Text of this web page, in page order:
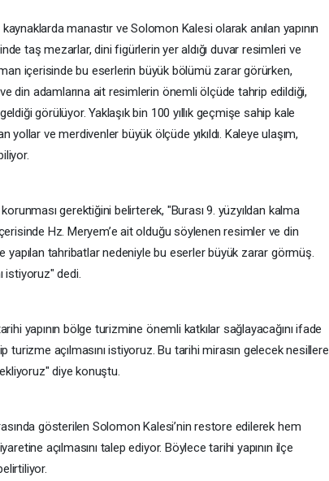
manastır ve Solomon Kalesi olarak anılan yapının
taş mezarlar, dini figürlerin yer aldığı duvar resimleri ve
içerisinde bu eserlerin büyük bölümü zarar görürken,
din adamlarına ait resimlerin önemli ölçüde tahrip edildiği,
görülüyor. Yaklaşık bin 100 yıllık geçmişe sahip kale
yollar ve merdivenler büyük ölçüde yıkıldı. Kaleye ulaşım,
gerektiğini belirterek, "Burası 9. yüzyıldan kalma
Hz. Meryem’e ait olduğu söylenen resimler ve din
yapılan tahribatlar nedeniyle bu eserler büyük zarar görmüş.
istiyoruz" dedi.
yapının bölge turizmine önemli katkılar sağlayacağını ifade
turizme açılmasını istiyoruz. Bu tarihi mirasın gelecek nesillere
diye konuştu.
gösterilen Solomon Kalesi’nin restore edilerek hem
açılmasını talep ediyor. Böylece tarihi yapının ilçe